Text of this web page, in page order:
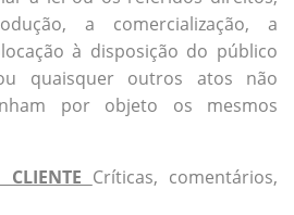
a comercialização, a
à disposição do público
quaisquer outros atos não
por objeto os mesmos
Críticas, comentários,